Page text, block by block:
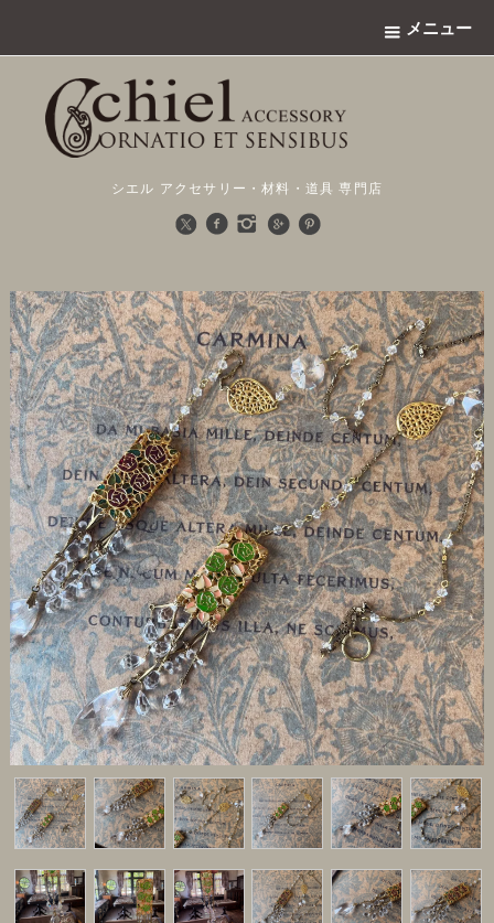
メニュー
シエル アクセサリー・材料・道具 専門店